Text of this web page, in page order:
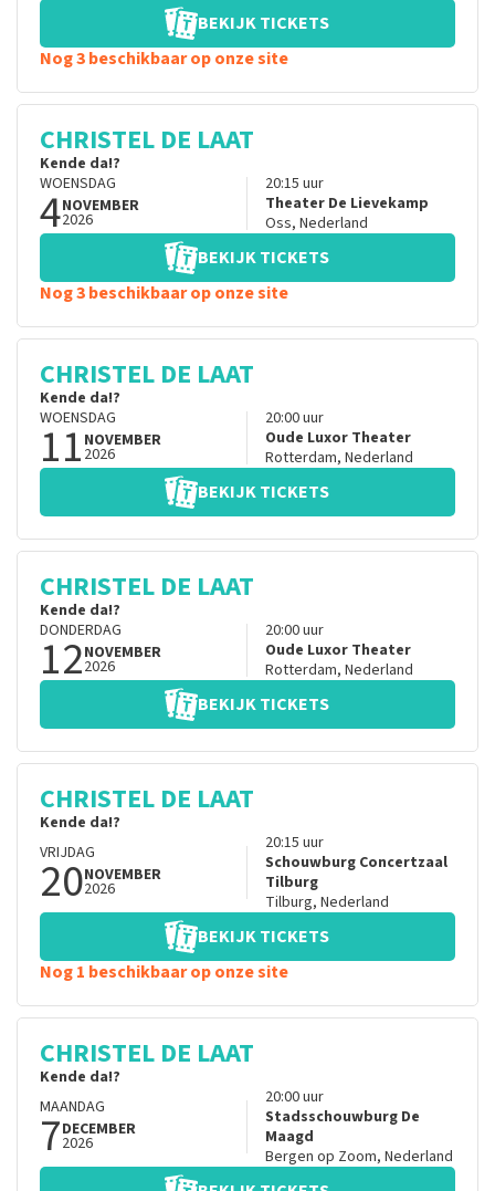
BEKIJK TICKETS
Nog 3 beschikbaar op onze site
CHRISTEL DE LAAT
Kende da!?
WOENSDAG
4NOVEMBER
2026
20:15 uur
Theater De Lievekamp
Oss, Nederland
BEKIJK TICKETS
Nog 3 beschikbaar op onze site
CHRISTEL DE LAAT
Kende da!?
WOENSDAG
11 NOVEMBER
2026
20:00uur
Oude Luxor Theater
Rotterdam, Nederland
BEKIJK TICKETS
CHRISTEL DE LAAT
Kende da!?
DONDERDAG
12NOVEMBER
2026
20:00uur
Oude Luxor Theater
Rotterdam, Nederland
BEKIJK TICKETS
CHRISTEL DE LAAT
Kende da!?
VRIJDAG
20NOVEMBER
2026
20:15 uur
Schouwburg Concertzaal
Tilburg
Tilburg, Nederland
BEKIJK TICKETS
Nog 1 beschikbaar op onze site
CHRISTEL DE LAAT
Kende da!?
MAANDAG
7DECEMBER
2026
20:00uur
Stadsschouwburg De
Maagd
Bergen op Zoom, Nederland